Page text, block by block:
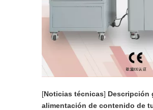
[Noticias técnicas] Descripción
alimentación de contenido de